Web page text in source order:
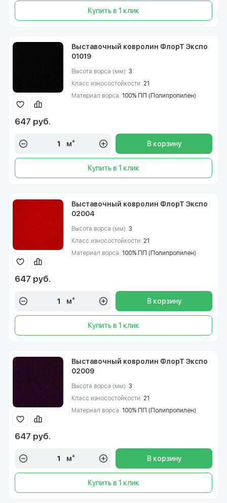
Купить в 1 клик
Выставочный ковролин ФлорТ Экспо
01019
Высота ворса (мм): 3
Класс износостойкости: 21
Материал ворса: 100% ПП (Полипропилен)
647 руб.
м² В корзину
Купить в 1 клик
Выставочный ковролин ФлорТ Экспо
02004
Высота ворса (мм): 3
Класс износостойкости: 21
Материал ворса: 100% ПП (Полипропилен)
647 руб.
м² В корзину
Купить в 1 клик
Выставочный ковролин ФлорТ Экспо
02009
Высота ворса (мм): 3
Класс износостойкости: 21
Материал ворса: 100% ПП (Полипропилен)
647 руб.
м² В корзину
Купить в 1 клик